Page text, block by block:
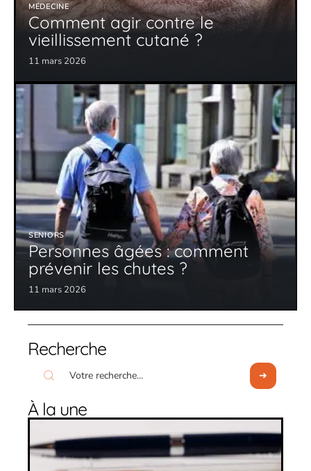
MÉDECINE
Comment agir contre le
vieillissement cutané ?
11 mars 2026
SENIORS
Personnes âgées : comment
prévenir les chutes ?
11 mars 2026
Recherche
À la une